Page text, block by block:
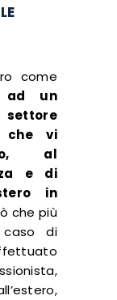
come
ad un
settore
che vi
al
e di
in
che più
di